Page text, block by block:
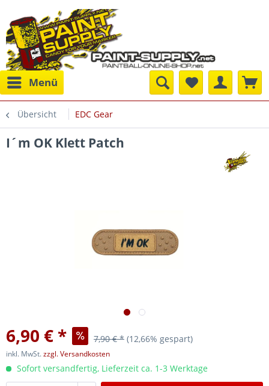
Menü
Übersicht EDC Gear
I´m OK Klett Patch
6,90 € * 7,90 € * (12,66% gespart)
inkl. MwSt.zzgl. Versandkosten
Sofort versandfertig, Lieferzeit ca. 1-3 Werktage